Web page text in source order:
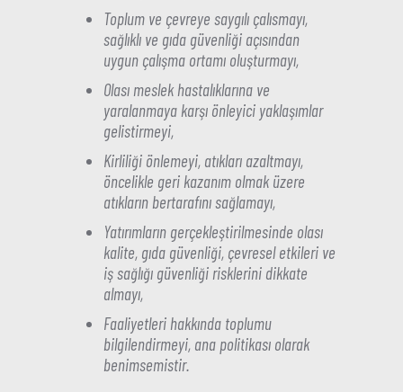
Toplum ve çevreye saygılı çalısmayı,
sağlıklı ve gıda güvenliği açısından
uygun çalışma ortamı oluşturmayı,
Olası meslek hastalıklarına ve
yaralanmaya karşı önleyici yaklaşımlar
gelistirmeyi,
Kirliliği önlemeyi, atıkları azaltmayı,
öncelikle geri kazanım olmak üzere
atıkların bertarafını sağlamayı,
Yatırımların gerçekleştirilmesinde olası
kalite, gıda güvenliği, çevresel etkileri ve
iş sağlığı güvenliği risklerini dikkate
almayı,
Faaliyetleri hakkında toplumu
bilgilendirmeyi, ana politikası olarak
benimsemistir.